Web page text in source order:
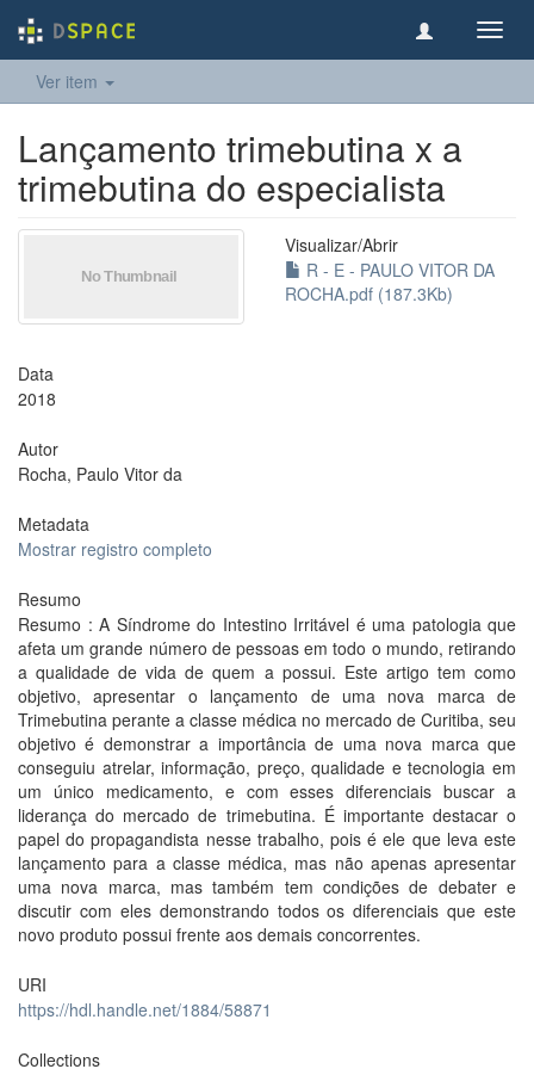
Ver item
Lançamento trimebutina x a
trimebutina do especialista
Visualizar/Abrir
R - E - PAULO VITOR DA
ROCHA.pdf (187.3Kb)
Data
2018
Autor
Rocha, Paulo Vitor da
Metadata
Mostrar registro completo
Resumo
Resumo : A Síndrome do Intestino Irritável é uma patologia que
afeta um grande número de pessoas em todo o mundo, retirando
a qualidade de vida de quem a possui. Este artigo tem como
objetivo, apresentar o lançamento de uma nova marca de
Trimebutina perante a classe médica no mercado de Curitiba, seu
objetivo é demonstrar a importância de uma nova marca que
conseguiu atrelar, informação, preço, qualidade e tecnologia em
um único medicamento, e com esses diferenciais buscar a
liderança do mercado de trimebutina. É importante destacar o
papel do propagandista nesse trabalho, pois é ele que leva este
lançamento para a classe médica, mas não apenas apresentar
uma nova marca, mas também tem condições de debater e
discutir com eles demonstrando todos os diferenciais que este
novo produto possui frente aos demais concorrentes.
URI
https://hdl.handle.net/1884/58871
Collections